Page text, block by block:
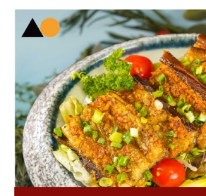
忘記您的密碼？